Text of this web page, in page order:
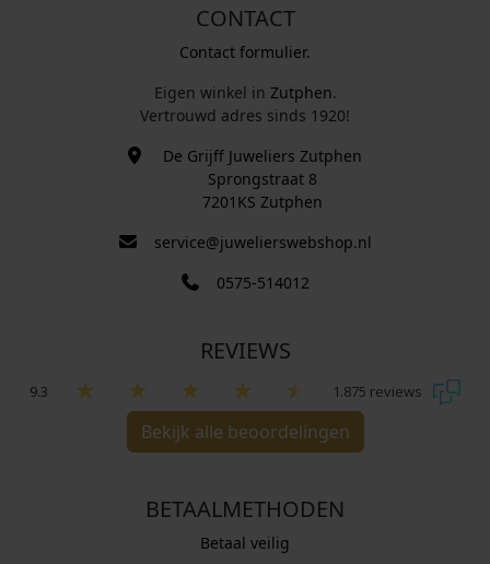
CONTACT
Contact formulier.
Eigen winkel in Zutphen.
Vertrouwd adres sinds 1920!
De Grijff Juweliers Zutphen
Sprongstraat 8
7201KS Zutphen
service@juwelierswebshop.nl
0575-514012
REVIEWS
9.3 1.875 reviews
Bekijk alle beoordelingen
BETAALMETHODEN
Betaal veilig